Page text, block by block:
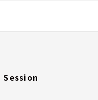
Session